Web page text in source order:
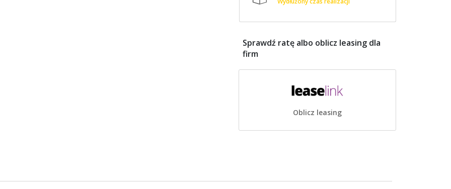
Sprawdź ratę albo oblicz leasing dla
firm
Oblicz leasing